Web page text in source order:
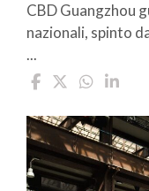
CBD Guangzhou
nazionali, spinto
...